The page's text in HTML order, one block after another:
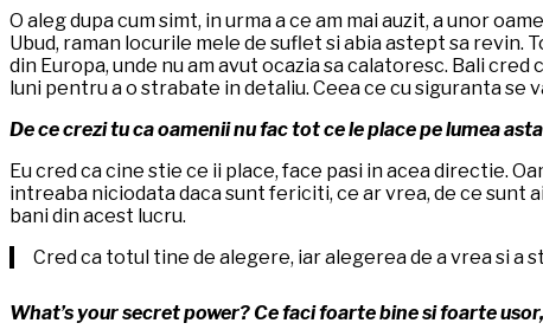
O aleg dupa cum simt, in urma a ce am mai auzit, a unor
Ubud, raman locurile mele de suflet si abia astept sa revin.
din Europa, unde nu am avut ocazia sa calatoresc. Bali
luni pentru a o strabate in detaliu. Ceea ce cu siguranta se
De ce crezi tu ca oamenii nu fac tot ce le place pe lumea
Eu cred ca cine stie ce ii place, face pasi in acea directie.
intreaba niciodata daca sunt fericiti, ce ar vrea, de ce sunt
bani din acest lucru.
Cred ca totul tine de alegere, iar alegerea de a vrea si a
What’s your secret power? Ce faci foarte bine si foarte